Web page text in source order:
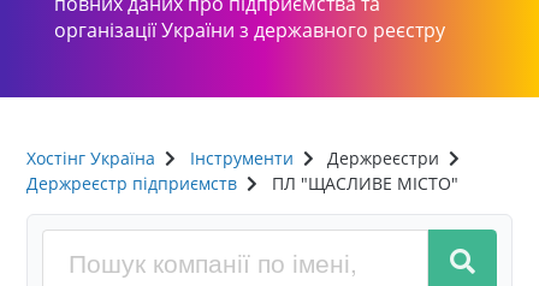
організації України з державного реєстру
Хостінг Україна Інструменти
Держреєстри
Держреєстр підприємств
ПЛ "ЩАСЛИВЕ МІСТО"